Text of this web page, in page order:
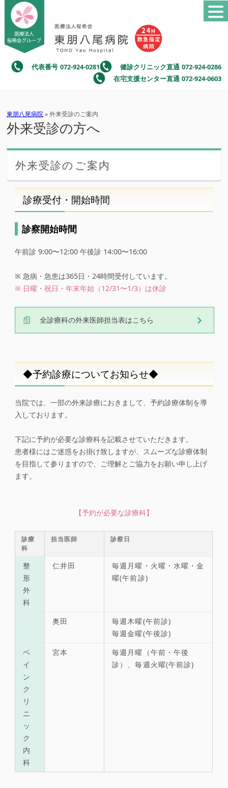
代表番号 072-924-0281 健診クリニック直通 072-924-0286
在宅支援センター直通 072-924-0603
東朋八尾病院» 外来受診のご案内
外来受診の方へ
外来受診のご案内
診療受付・開始時間
診察開始時間
午前診 9:00〜12:00 午後診 14:00〜16:00
※ 急病・急患は365日・24時間受付しています。
※ 日曜・祝日・年末年始（12/31〜1/3）は休診
全診療科の外来医師担当表はこちら
◆予約診療についてお知らせ◆
当院では、一部の外来診療におきまして、予約診療体制を導
入しております。
下記に予約が必要な診療科を記載させていただきます。
患者様にはご迷惑をお掛け致しますが、スムーズな診療体制
を目指して参りますので、ご理解とご協力をお願い申し上げ
ます。
【予約が必要な診療科】
診療
科
担当医師 診察日
整
形
外
科
仁井田
毎週月曜・火曜・水曜・金
曜(午前診)
奥田
毎週木曜(午前診)
毎週金曜(午後診)
ペ
イ
ン
ク
リ
ニ
ッ
ク
内
科
宮本
毎週月曜（午前・午後
診）、毎週火曜(午前診)